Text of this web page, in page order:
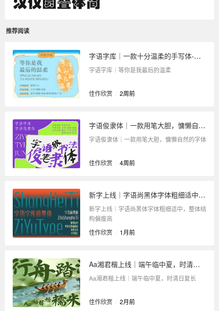
推荐阅读
字语字库｜一款十分温柔的手写体-等你是我最后的温柔
字语字库｜等你是我最后的温柔
佳作欣赏 2周前
字语俊隶体｜一款用笔大胆，慵懒自然的字体
字语俊隶体｜一款用笔大胆，慵懒自然的字体
佳作欣赏 4周前
新字上线｜字语尚黑体字体粗细适中，整体结构偏瘦高
新字上线｜字语尚黑体字体粗细适中，整体结
构偏瘦高
佳作欣赏
1月前
Aa湘君楷上线｜端午临中夏，时清日复长
Aa湘君楷上线｜端午临中夏，时清日复长
佳作欣赏 2月前